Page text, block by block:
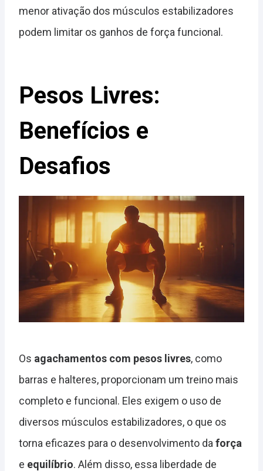
menor ativação dos músculos estabilizadores
podem limitar os ganhos de força funcional.
Pesos Livres:
Benefícios e
Desafios
Os agachamentos com pesos livres, como
barras e halteres, proporcionam um treino mais
completo e funcional. Eles exigem o uso de
diversos músculos estabilizadores, o que os
torna eficazes para o desenvolvimento daforça
e equilíbrio. Além disso, essa liberdade de